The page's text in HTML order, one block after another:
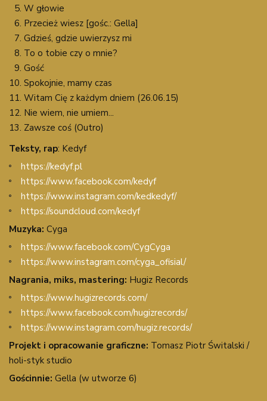
W głowie
Przecież wiesz [gośc.: Gella]
Gdzieś, gdzie uwierzysz mi
To o tobie czy o mnie?
Gość
Spokojnie, mamy czas
Witam Cię z każdym dniem (26.06.15)
Nie wiem, nie umiem...
Zawsze coś (Outro)
Teksty, rap: Kedyf
https://kedyf.pl
https://www.facebook.com/kedyf
https://www.instagram.com/kedkedyf/
https://soundcloud.com/kedyf
Muzyka: Cyga
https://www.facebook.com/CygCyga
https://www.instagram.com/cyga_ofisial/
Nagrania, miks, mastering: Hugiz Records
https://www.hugizrecords.com/
https://www.facebook.com/hugizrecords/
https://www.instagram.com/hugiz.records/
Projekt i opracowanie graficzne: Tomasz Piotr Świtalski /
holi-styk studio
Gościnnie: Gella (w utworze 6)